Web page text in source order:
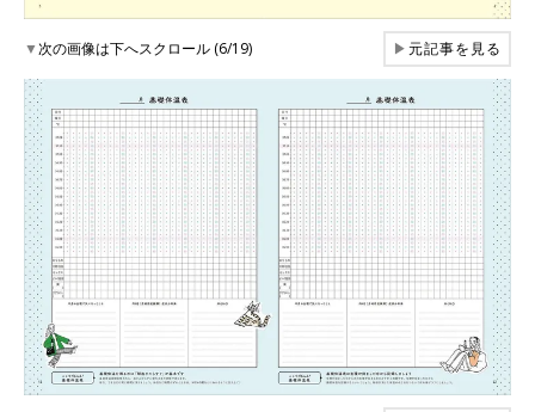
▼次の画像は下へスクロール (6/19) ▶元記事を見る